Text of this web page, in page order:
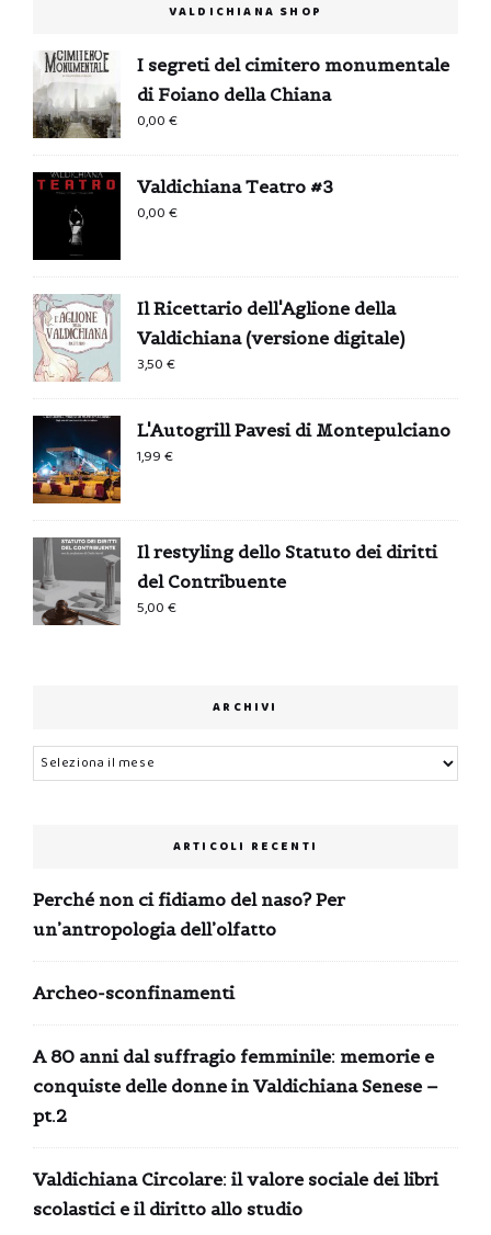
VALDICHIANA SHOP
I segreti del cimitero monumentale
di Foiano della Chiana
0,00€
Valdichiana Teatro #3
0,00€
Il Ricettario dell'Aglione della
Valdichiana (versione digitale)
3,50€
L'Autogrill Pavesi di Montepulciano
1,99€
Il restyling dello Statuto dei diritti
del Contribuente
5,00€
ARCHIVI
Archivi
ARTICOLI RECENTI
Perché non ci fidiamo del naso? Per
un’antropologia dell’olfatto
Archeo-sconfinamenti
A 80 anni dal suffragio femminile: memorie e
conquiste delle donne in Valdichiana Senese –
pt.2
Valdichiana Circolare: il valore sociale dei libri
scolastici e il diritto allo studio